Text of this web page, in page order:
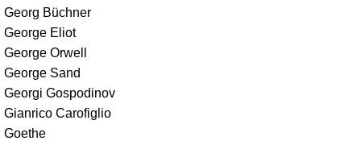
Georg Büchner
George Eliot
George Orwell
George Sand
Georgi Gospodinov
Gianrico Carofiglio
Goethe